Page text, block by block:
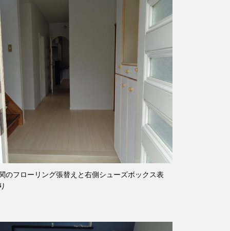
フローリング張替えと右側シューズボックス表